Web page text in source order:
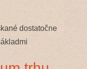
dostatočne